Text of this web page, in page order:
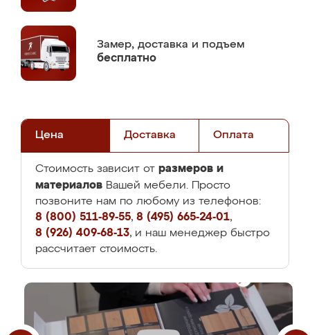
Замер, доставка и подъем
бесплатно
Цена Доставка Оплата
Стоимость зависит от размеров и
материалов Вашей мебели. Просто
позвоните нам по любому из телефонов:
8 (800) 511-89-55, 8 (495) 665-24-01,
8 (926) 409-68-13, и наш менеджер быстро
рассчитает стоимость.